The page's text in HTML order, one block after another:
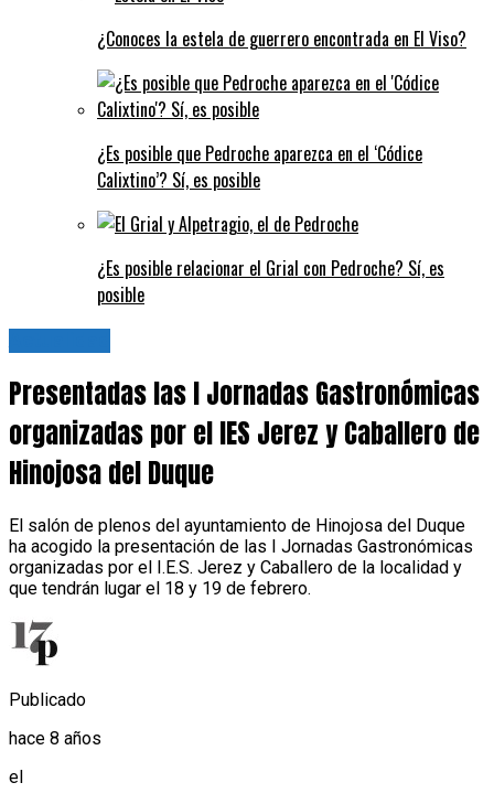
¿Conoces la estela de guerrero encontrada en El Viso?
¿Es posible que Pedroche aparezca en el ‘Códice
Calixtino’? Sí, es posible
¿Es posible relacionar el Grial con Pedroche? Sí, es
posible
Presentadas las I Jornadas Gastronómicas
organizadas por el IES Jerez y Caballero de
Hinojosa del Duque
El salón de plenos del ayuntamiento de Hinojosa del Duque
ha acogido la presentación de las I Jornadas Gastronómicas
organizadas por el I.E.S. Jerez y Caballero de la localidad y
que tendrán lugar el 18 y 19 de febrero.
Publicado
hace 8 años
el